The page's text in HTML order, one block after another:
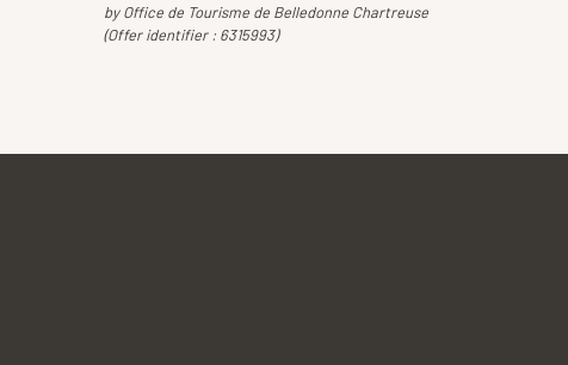
by Office de Tourisme de Belledonne Chartreuse
(Offer identifier : 6315993)